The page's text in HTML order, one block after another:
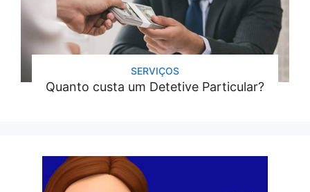
SERVIÇOS
Quanto custa um Detetive Particular?